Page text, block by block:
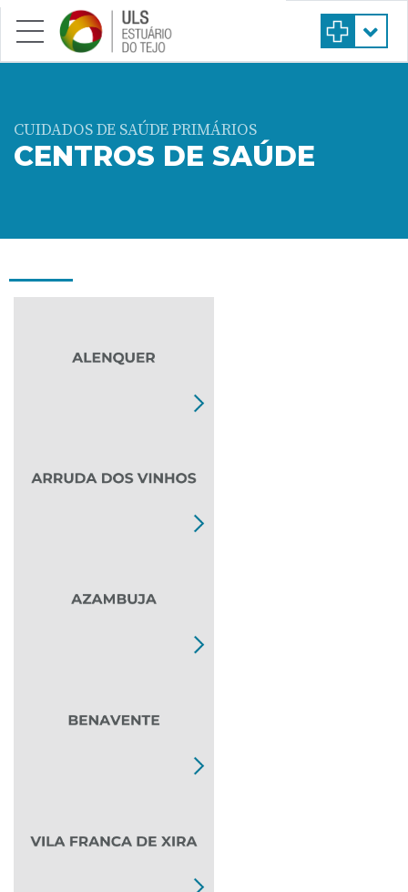
Saltar para conteúdo principal
CUIDADOS DE SAÚDE PRIMÁRIOS
CENTROS DE SAÚDE